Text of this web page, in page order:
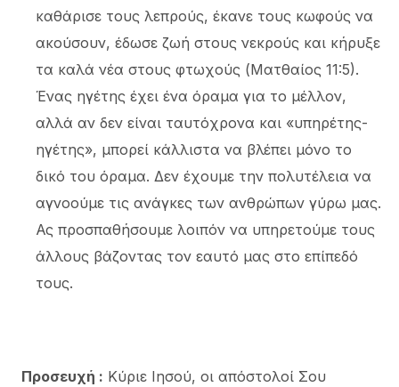
καθάρισε τους λεπρούς, έκανε τους κωφούς να
ακούσουν, έδωσε ζωή στους νεκρούς και κήρυξε
τα καλά νέα στους φτωχούς (Ματθαίος 11:5).
Ένας ηγέτης έχει ένα όραμα για το μέλλον,
αλλά αν δεν είναι ταυτόχρονα και «υπηρέτης-
ηγέτης», μπορεί κάλλιστα να βλέπει μόνο το
δικό του όραμα. Δεν έχουμε την πολυτέλεια να
αγνοούμε τις ανάγκες των ανθρώπων γύρω μας.
Ας προσπαθήσουμε λοιπόν να υπηρετούμε τους
άλλους βάζοντας τον εαυτό μας στο επίπεδό
τους.
Προσευχή : Κύριε Ιησού, οι απόστολοί Σου